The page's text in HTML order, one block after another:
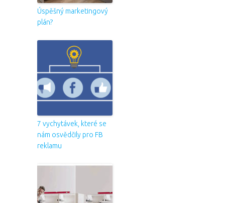
Úspěšný marketingový
plán?
7 vychytávek, které se
nám osvědčily pro FB
reklamu